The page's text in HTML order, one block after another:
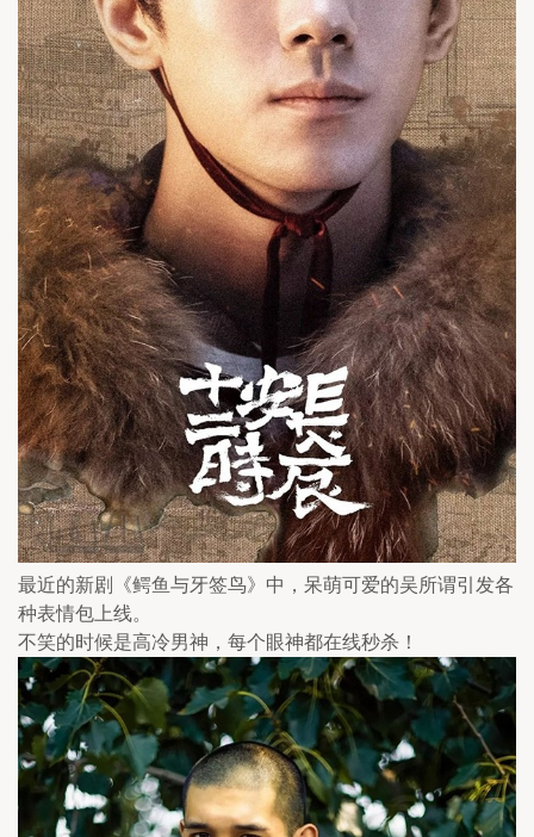
最近的新剧《鳄鱼与牙签鸟》中，呆萌可爱的吴所谓引发各
种表情包上线。
不笑的时候是高冷男神，每个眼神都在线秒杀！